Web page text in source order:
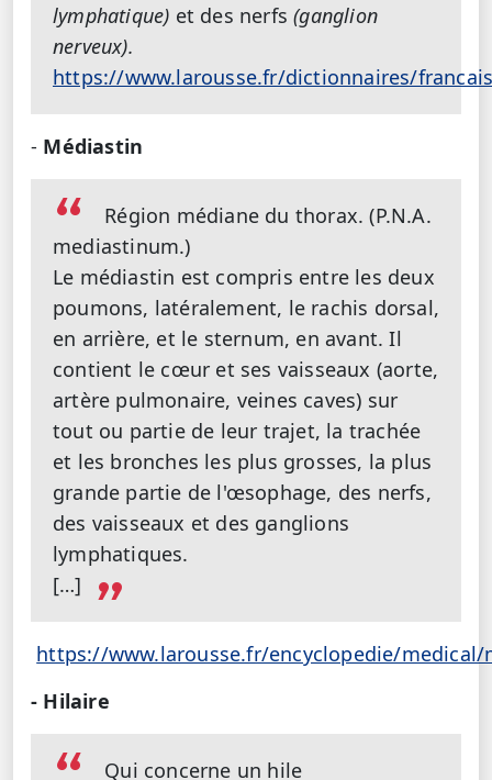
lymphatique) et des nerfs(ganglion
nerveux).
https://www.larousse.fr/dictionnaires/
- Médiastin
Région médiane du thorax. (P.N.A.
mediastinum.)
Le médiastin est compris entre les deux
poumons, latéralement, le rachis dorsal,
en arrière, et le sternum, en avant. Il
contient le cœur et ses vaisseaux (aorte,
artère pulmonaire, veines caves) sur
tout ou partie de leur trajet, la trachée
et les bronches les plus grosses, la plus
grande partie de l'œsophage, des nerfs,
des vaisseaux et des ganglions
lymphatiques.
[…]
https://www.larousse.fr/encyclopedie/medical/
- Hilaire
Qui concerne un hile